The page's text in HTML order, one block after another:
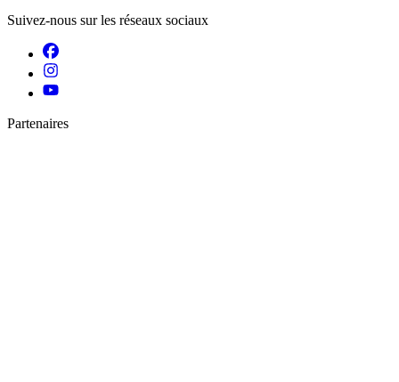
Suivez-nous sur les réseaux sociaux
Partenaires